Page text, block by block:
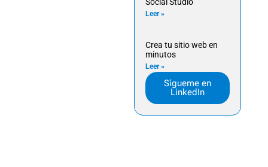
Social Studio
Leer »
Crea tu sitio web en
minutos
Leer »
Sígueme en
LinkedIn